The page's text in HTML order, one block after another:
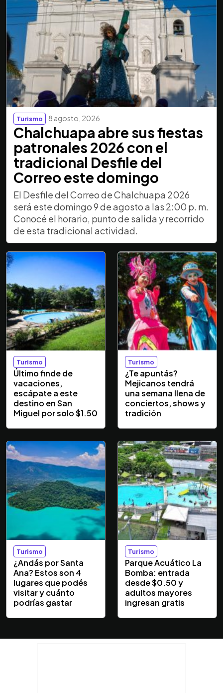
Turismo 8 agosto, 2026
Chalchuapa abre sus fiestas
patronales 2026 con el
tradicional Desfile del
Correo este domingo
El Desfile del Correo de Chalchuapa 2026
será este domingo 9 de agosto a las 2:00 p. m.
Conocé el horario, punto de salida y recorrido
de esta tradicional actividad.
Turismo
Último finde de
vacaciones,
escápate a este
destino en San
Miguel por solo $1.50
Turismo
¿Te apuntás?
Mejicanos tendrá
una semana llena de
conciertos, shows y
tradición
Turismo
¿Andás por Santa
Ana? Estos son 4
lugares que podés
visitar y cuánto
podrías gastar
Turismo
Parque Acuático La
Bomba: entrada
desde $0.50 y
adultos mayores
ingresan gratis